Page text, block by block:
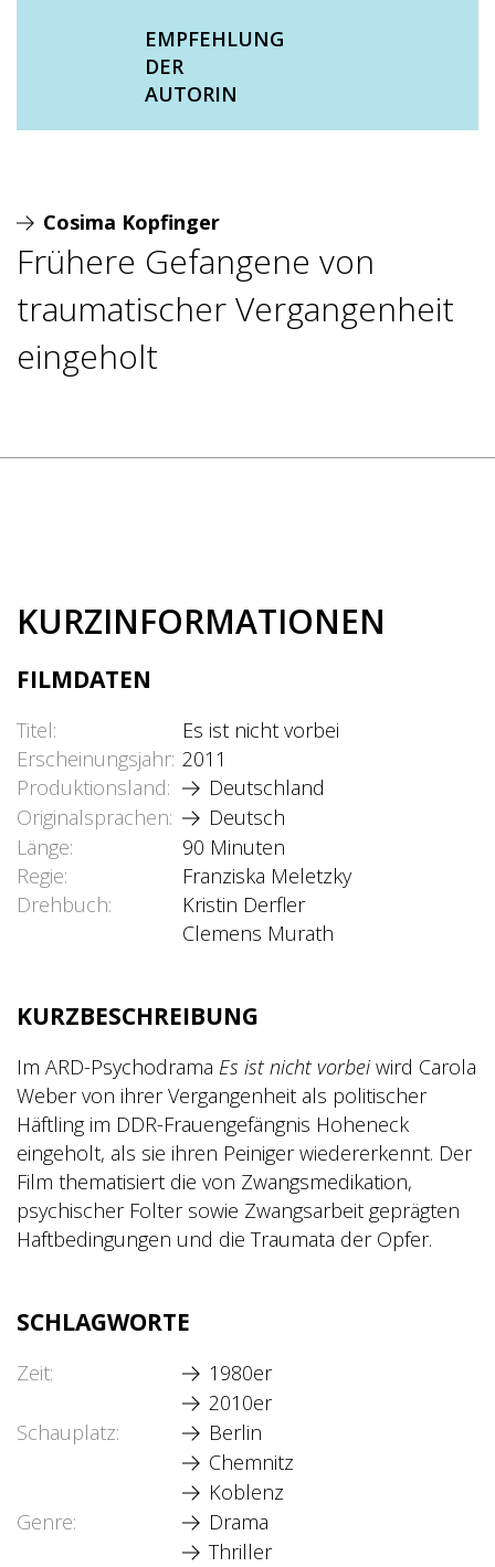
EMPFEHLUNG
DER
AUTORIN
Cosima Kopfinger
Frühere Gefangene von
traumatischer Vergangenheit
eingeholt
KURZINFORMATIONEN
FILMDATEN
Titel
Es ist nicht vorbei
Erscheinungsjahr 2011
Produktionsland
Deutschland
Originalsprachen
Deutsch
Länge
90 Minuten
Regie
Franziska Meletzky
Drehbuch
Kristin Derfler
Clemens Murath
KURZBESCHREIBUNG
Im ARD-Psychodrama Es ist nicht vorbeiwird Carola
Weber von ihrer Vergangenheit als politischer
Häftling im DDR-Frauengefängnis Hoheneck
eingeholt, als sie ihren Peiniger wiedererkennt. Der
Film thematisiert die von Zwangsmedikation,
psychischer Folter sowie Zwangsarbeit geprägten
Haftbedingungen und die Traumata der Opfer.
SCHLAGWORTE
Zeit
1980er
2010er
Schauplatz
Berlin
Chemnitz
Koblenz
Genre
Drama
Thriller